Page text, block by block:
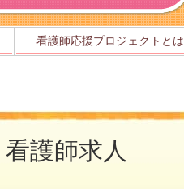
看護師応援プロジェクトとは
看護師求人